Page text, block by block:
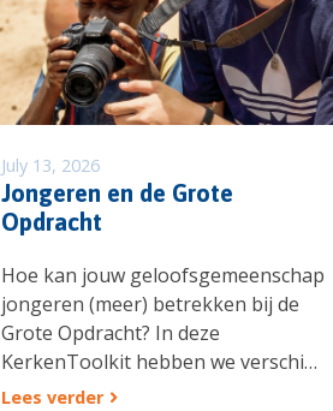
July 13, 2026
Jongeren en de Grote
Opdracht
Hoe kan jouw geloofsgemeenschap
jongeren (meer) betrekken bij de
Grote Opdracht? In deze
KerkenToolkit hebben we verschi…
Lees verder